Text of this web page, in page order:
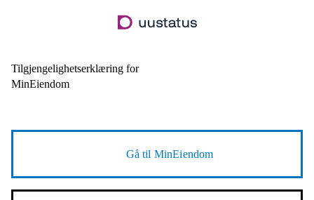
til
Tilgjengelighetserklæring for
MinEiendom
Gå til MinEiendom